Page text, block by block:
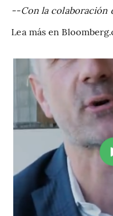
--Con la colaboración
Lea más en